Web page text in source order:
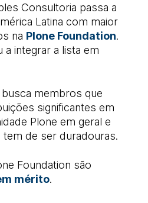
Consultoria passa a
Latina com maior
na Plone Foundation.
a integrar a lista em
membros que
significantes em
Plone em geral e
de ser duradouras.
Foundation são
mérito.